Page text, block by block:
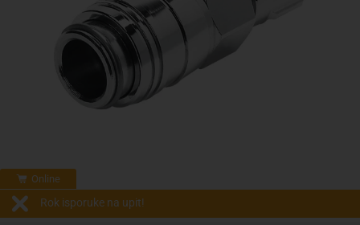
Online
Rok isporuke na upit!